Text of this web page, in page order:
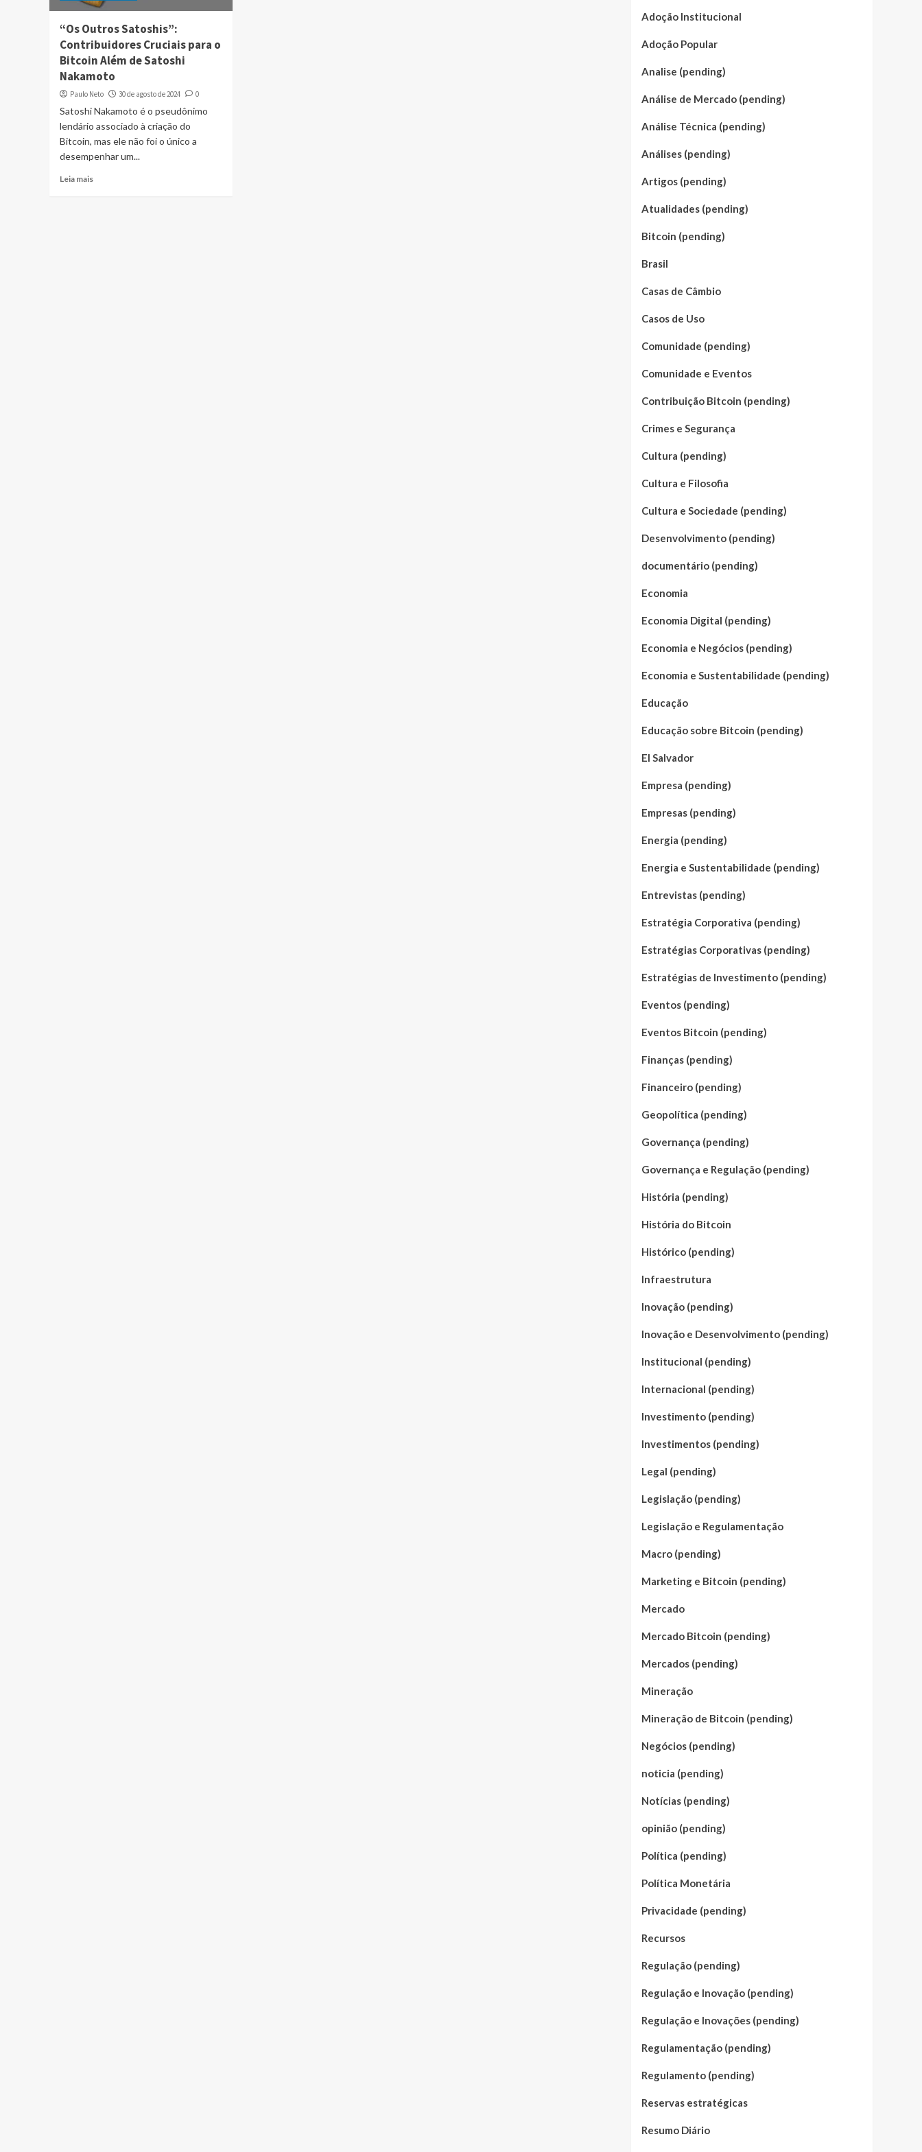
“Os Outros Satoshis”:
Contribuidores Cruciais para o
Bitcoin Além de Satoshi
Nakamoto
Paulo Neto 30 de agosto de 2024 0
Satoshi Nakamoto é o pseudônimo
lendário associado à criação do
Bitcoin, mas ele não foi o único a
desempenhar um...
Leia mais
Adoção Institucional
Adoção Popular
Analise (pending)
Análise de Mercado (pending)
Análise Técnica (pending)
Análises (pending)
Artigos (pending)
Atualidades (pending)
Bitcoin (pending)
Brasil
Casas de Câmbio
Casos de Uso
Comunidade (pending)
Comunidade e Eventos
Contribuição Bitcoin (pending)
Crimes e Segurança
Cultura (pending)
Cultura e Filosofia
Cultura e Sociedade (pending)
Desenvolvimento (pending)
documentário (pending)
Economia
Economia Digital (pending)
Economia e Negócios (pending)
Economia e Sustentabilidade (pending)
Educação
Educação sobre Bitcoin (pending)
El Salvador
Empresa (pending)
Empresas (pending)
Energia (pending)
Energia e Sustentabilidade (pending)
Entrevistas (pending)
Estratégia Corporativa (pending)
Estratégias Corporativas (pending)
Estratégias de Investimento (pending)
Eventos (pending)
Eventos Bitcoin (pending)
Finanças (pending)
Financeiro (pending)
Geopolítica (pending)
Governança (pending)
Governança e Regulação (pending)
História (pending)
História do Bitcoin
Histórico (pending)
Infraestrutura
Inovação (pending)
Inovação e Desenvolvimento (pending)
Institucional (pending)
Internacional (pending)
Investimento (pending)
Investimentos (pending)
Legal (pending)
Legislação (pending)
Legislação e Regulamentação
Macro (pending)
Marketing e Bitcoin (pending)
Mercado
Mercado Bitcoin (pending)
Mercados (pending)
Mineração
Mineração de Bitcoin (pending)
Negócios (pending)
noticia (pending)
Notícias (pending)
opinião (pending)
Política (pending)
Política Monetária
Privacidade (pending)
Recursos
Regulação (pending)
Regulação e Inovação (pending)
Regulação e Inovações (pending)
Regulamentação (pending)
Regulamento (pending)
Reservas estratégicas
Resumo Diário